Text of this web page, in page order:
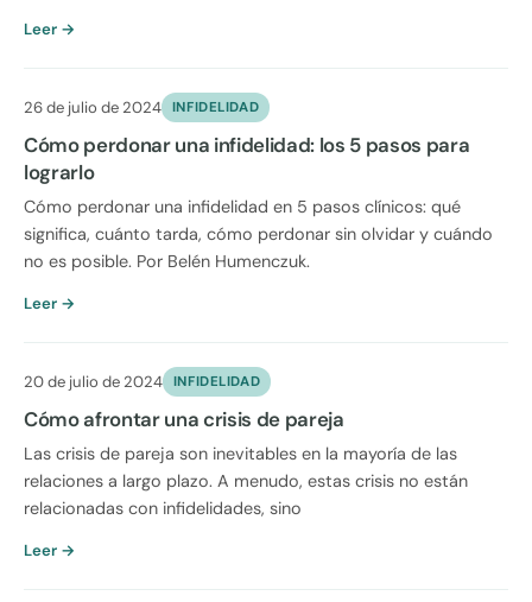
Leer →
26 de julio de 2024 INFIDELIDAD
Cómo perdonar una infidelidad: los 5 pasos para
lograrlo
Cómo perdonar una infidelidad en 5 pasos clínicos: qué
significa, cuánto tarda, cómo perdonar sin olvidar y cuándo
no es posible. Por Belén Humenczuk.
Leer →
20 de julio de 2024 INFIDELIDAD
Cómo afrontar una crisis de pareja
Las crisis de pareja son inevitables en la mayoría de las
relaciones a largo plazo. A menudo, estas crisis no están
relacionadas con infidelidades, sino
Leer →